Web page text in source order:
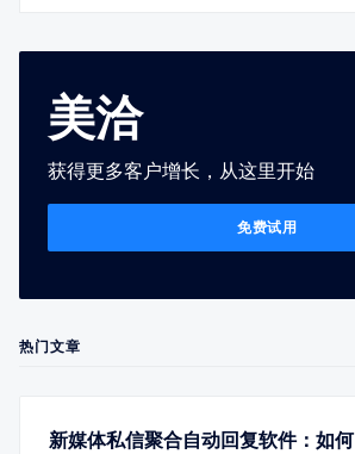
美洽
获得更多客户增长，从这里开始
免费试用
热门文章
新媒体私信聚合自动回复软件：如何